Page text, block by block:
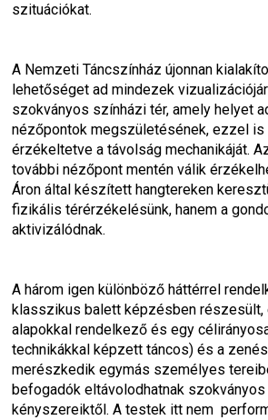
szituációkat.
A Nemzeti Táncszínház újonnan
lehetőséget ad mindezek
szokványos színházi tér, amely helyet
nézőpontok megszületésének, ezzel
érzékeltetve a távolság mechanikáját.
további nézőpont mentén válik
Áron által készített hangtereken
fizikális térérzékelésünk, hanem a
aktivizálódnak.
A három igen különböző háttérrel
klasszikus balett képzésben részesült,
alapokkal rendelkező és egy
technikákkal képzett táncos) és a
merészkedik egymás személyes
befogadók eltávolodhatnak
kényszereiktől. A testek itt nem